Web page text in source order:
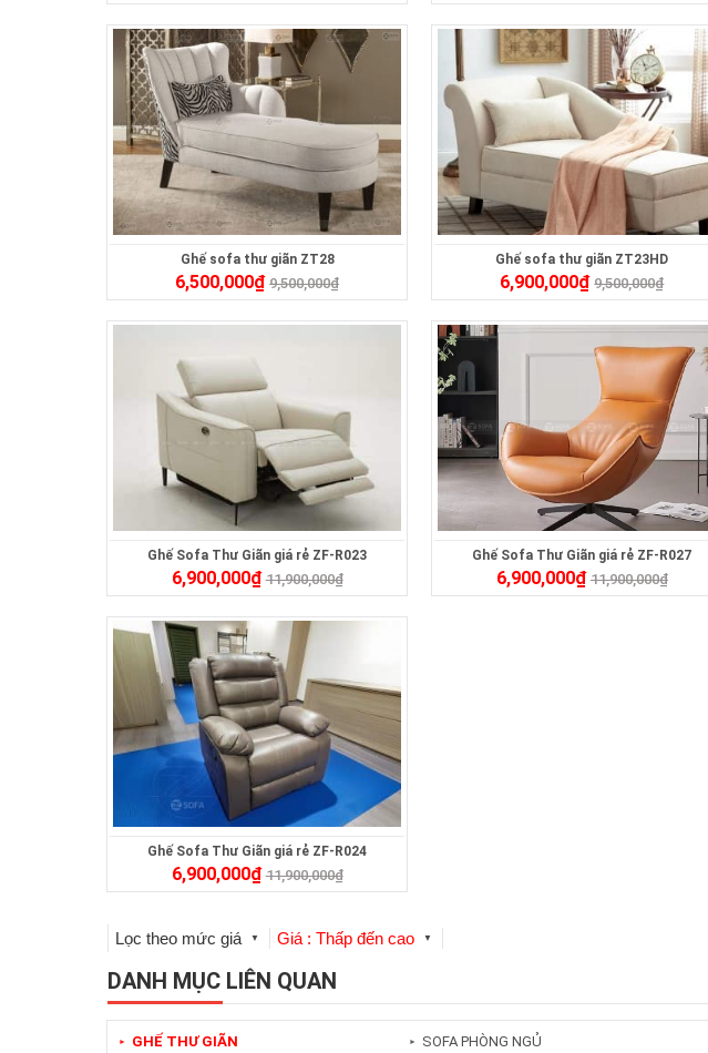
Ghế sofa thư giãn ZT28
6,500,000₫ 9,500,000₫
Ghế sofa thư giãn ZT23HD
6,900,000₫ 9,500,000₫
Ghế Sofa Thư Giãn giá rẻ ZF-R023
6,900,000₫ 11,900,000₫
Ghế Sofa Thư Giãn giá rẻ ZF-R027
6,900,000₫ 11,900,000₫
Ghế Sofa Thư Giãn giá rẻ ZF-R024
6,900,000₫ 11,900,000₫
Lọc theo mức giá ▼ Giá : Thấp đến cao ▼
DANH MỤC LIÊN QUAN
► GHẾ THƯ GIÃN ► SOFA PHÒNG NGỦ